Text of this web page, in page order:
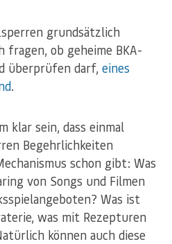
grundsätzlich
ob geheime BKA-
überprüfen darf, eines
.
klar sein, dass einmal
Begehrlichkeiten
schon gibt: Was
von Songs und Filmen
Was ist
was mit Rezepturen
können auch diese